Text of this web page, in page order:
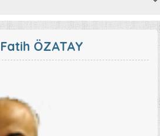
ÖZATAY